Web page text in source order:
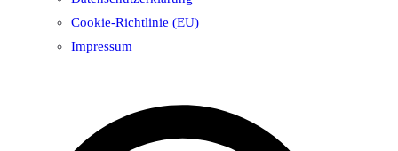
Cookie-Richtlinie (EU)
Impressum